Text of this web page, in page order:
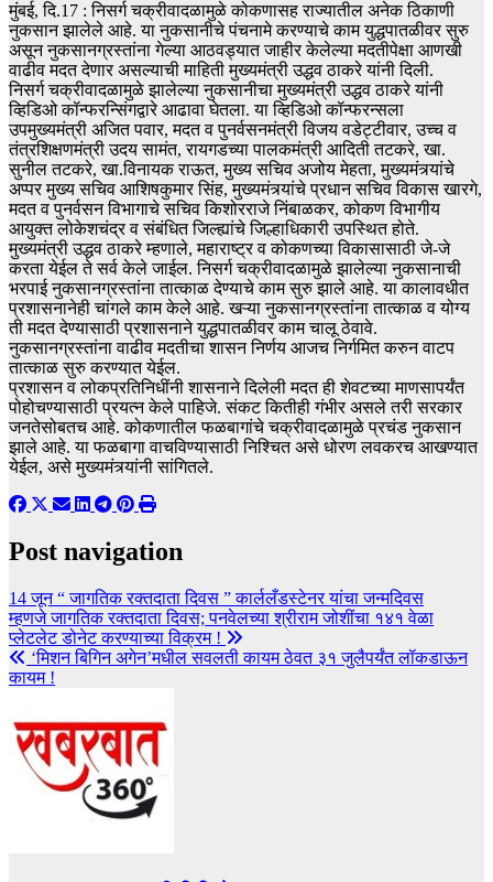
मुंबई, दि.17 : निसर्ग चक्रीवादळामुळे कोकणासह राज्यातील अनेक ठिकाणी
नुकसान झालेले आहे. या नुकसानीचे पंचनामे करण्याचे काम युद्धपातळीवर सुरु
असून नुकसानग्रस्तांना गेल्या आठवड्यात जाहीर केलेल्या मदतीपेक्षा आणखी
वाढीव मदत देणार असल्याची माहिती मुख्यमंत्री उद्धव ठाकरे यांनी दिली.
निसर्ग चक्रीवादळामुळे झालेल्या नुकसानीचा मुख्यमंत्री उद्धव ठाकरे यांनी
व्हिडिओ कॉन्फरन्सिंगद्वारे आढावा घेतला. या व्हिडिओ कॉन्फरन्सला
उपमुख्यमंत्री अजित पवार, मदत व पुनर्वसनमंत्री विजय वडेट्टीवार, उच्च व
तंत्रशिक्षणमंत्री उदय सामंत, रायगडच्या पालकमंत्री आदिती तटकरे, खा.
सुनील तटकरे, खा.विनायक राऊत, मुख्य सचिव अजोय मेहता, मुख्यमंत्र्यांचे
अप्पर मुख्य सचिव आशिषकुमार सिंह, मुख्यमंत्र्यांचे प्रधान सचिव विकास खारगे,
मदत व पुनर्वसन विभागाचे सचिव किशोरराजे निंबाळकर, कोकण विभागीय
आयुक्त लोकेशचंद्र व संबंधित जिल्ह्यांचे जिल्हाधिकारी उपस्थित होते.
मुख्यमंत्री उद्धव ठाकरे म्हणाले, महाराष्ट्र व कोकणच्या विकासासाठी जे-जे
करता येईल ते सर्व केले जाईल. निसर्ग चक्रीवादळामुळे झालेल्या नुकसानाची
भरपाई नुकसानग्रस्तांना तात्काळ देण्याचे काम सुरु झाले आहे. या कालावधीत
प्रशासनानेही चांगले काम केले आहे. खऱ्या नुकसानग्रस्तांना तात्काळ व योग्य
ती मदत देण्यासाठी प्रशासनाने युद्धपातळीवर काम चालू ठेवावे.
नुकसानग्रस्तांना वाढीव मदतीचा शासन निर्णय आजच निर्गमित करुन वाटप
तात्काळ सुरु करण्यात येईल.
प्रशासन व लोकप्रतिनिधींनी शासनाने दिलेली मदत ही शेवटच्या माणसापर्यंत
पोहोचण्यासाठी प्रयत्न केले पाहिजे. संकट कितीही गंभीर असले तरी सरकार
जनतेसोबतच आहे. कोकणातील फळबागांचे चक्रीवादळामुळे प्रचंड नुकसान
झाले आहे. या फळबागा वाचविण्यासाठी निश्चित असे धोरण लवकरच आखण्यात
येईल, असे मुख्यमंत्र्यांनी सांगितले.
Post navigation
14 जून “ जागतिक रक्तदाता दिवस ” कार्ललँडस्टेनर यांचा जन्मदिवस
म्हणजे जागतिक रक्तदाता दिवस; पनवेलच्या श्रीराम जोशींचा १४१ वेळा
प्लेटलेट डोनेट करण्याच्या विक्रम !
‘मिशन बिगिन अगेन’मधील सवलती कायम ठेवत ३१ जुलैपर्यंत लॉकडाऊन
कायम !